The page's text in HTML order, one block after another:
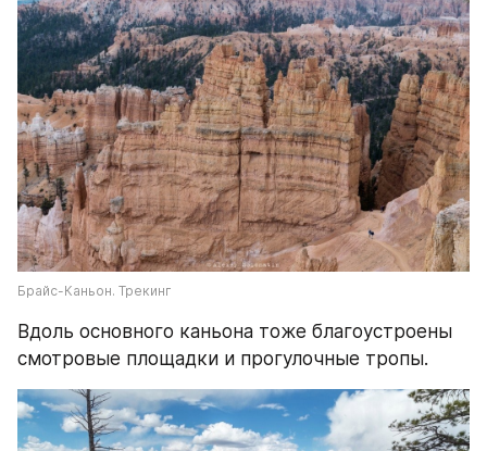
Брайс-Каньон. Трекинг
Вдоль основного каньона тоже благоустроены
смотровые площадки и прогулочные тропы.